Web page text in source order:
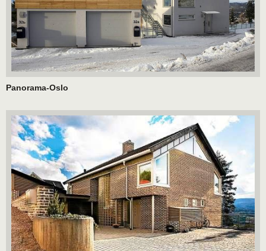
Panorama-Oslo